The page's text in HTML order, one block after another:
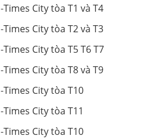
-Times City tòa T1 và T4
-Times City tòa T2 và T3
-Times City tòa T5 T6 T7
-Times City tòa T8 và T9
-Times City tòa T10
-Times City tòa T11
-Times City tòa T10